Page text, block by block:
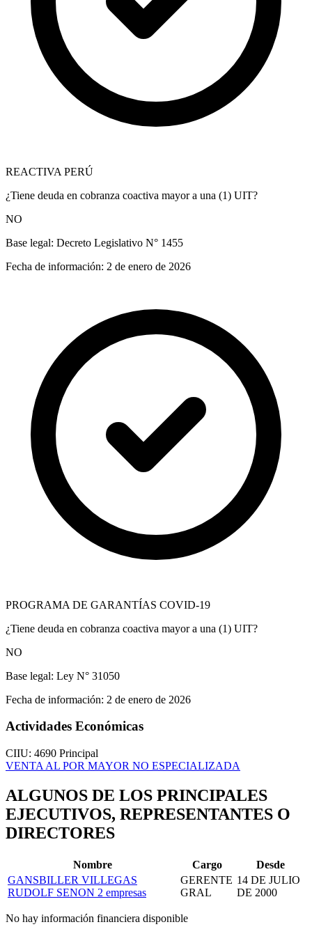
REACTIVA PERÚ
¿Tiene deuda en cobranza coactiva mayor a una (1) UIT?
NO
Base legal: Decreto Legislativo N° 1455
Fecha de información: 2 de enero de 2026
PROGRAMA DE GARANTÍAS COVID-19
¿Tiene deuda en cobranza coactiva mayor a una (1) UIT?
NO
Base legal: Ley N° 31050
Fecha de información: 2 de enero de 2026
Actividades Económicas
CIIU: 4690 Principal
VENTA AL POR MAYOR NO ESPECIALIZADA
ALGUNOS DE LOS PRINCIPALES
EJECUTIVOS, REPRESENTANTES O
DIRECTORES
Nombre Cargo
Desde
GANSBILLER VILLEGAS
RUDOLF SENON 2 empresas
GERENTE
GRAL
14 DE JULIO
DE 2000
No hay información financiera disponible